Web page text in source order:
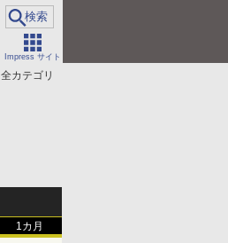
Impress サイト
全カテゴリ
1カ月